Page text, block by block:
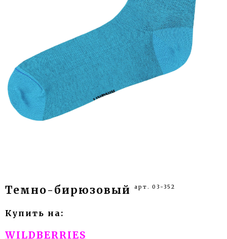
Темно-бирюзовый арт. 03-352
Купить на:
WILDBERRIES